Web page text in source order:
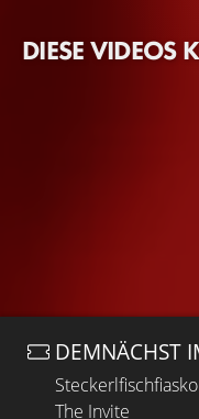
DIESE VIDEOS
DEMNÄCHST
Steckerlfischfiasko
The Invite